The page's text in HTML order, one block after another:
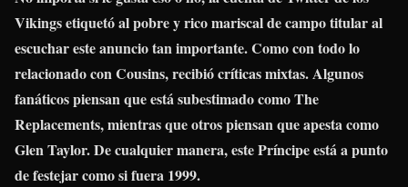
Vikings etiquetó al pobre y rico mariscal de campo titular al
escuchar este anuncio tan importante. Como con todo lo
relacionado con Cousins, recibió críticas mixtas. Algunos
fanáticos piensan que está subestimado como The
Replacements, mientras que otros piensan que apesta como
Glen Taylor. De cualquier manera, este Príncipe está a punto
de festejar como si fuera 1999.